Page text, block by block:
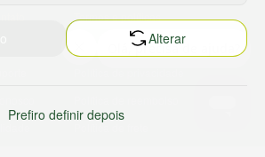
Termos e políticas
Termos de serviço
Política de frete
Alterar
Prefiro definir depois